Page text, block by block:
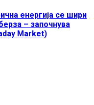
енергија се шири
– започнува
Market)